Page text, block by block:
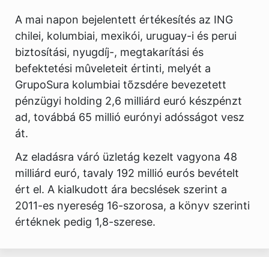
A mai napon bejelentett értékesítés az ING
chilei, kolumbiai, mexikói, uruguay-i és perui
biztosítási, nyugdíj-, megtakarítási és
befektetési mûveleteit értinti, melyét a
GrupoSura kolumbiai tõzsdére bevezetett
pénzügyi holding 2,6 milliárd euró készpénzt
ad, továbbá 65 millió eurónyi adósságot vesz
át.
Az eladásra váró üzletág kezelt vagyona 48
milliárd euró, tavaly 192 millió eurós bevételt
ért el. A kialkudott ára becslések szerint a
2011-es nyereség 16-szorosa, a könyv szerinti
értéknek pedig 1,8-szerese.